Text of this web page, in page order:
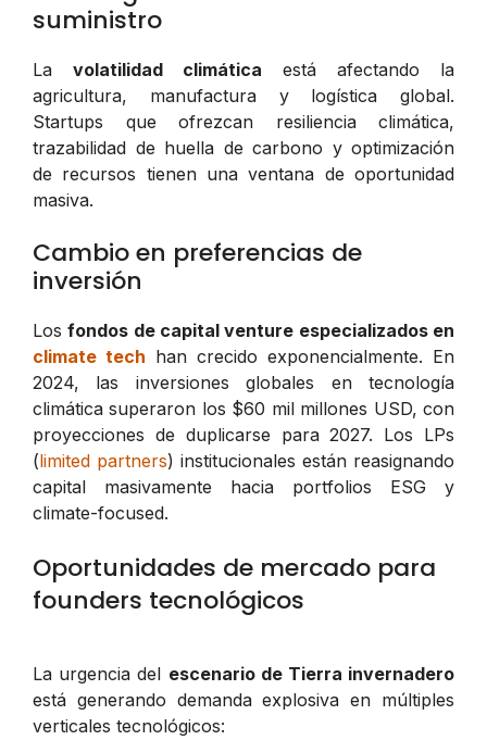
suministro
La volatilidad climática está afectando la
agricultura, manufactura y logística global.
Startups que ofrezcan resiliencia climática,
trazabilidad de huella de carbono y optimización
de recursos tienen una ventana de oportunidad
masiva.
Cambio en preferencias de
inversión
Losfondos de capital venture especializados en
climate tech han crecido exponencialmente. En
2024, las inversiones globales en tecnología
climática superaron los $60 mil millones USD, con
proyecciones de duplicarse para 2027. Los LPs
(limited partners) institucionales están reasignando
capital masivamente hacia portfolios ESG y
climate-focused.
Oportunidades de mercado para
founders tecnológicos
La urgencia del escenario de Tierra invernadero
está generando demanda explosiva en múltiples
verticales tecnológicos: